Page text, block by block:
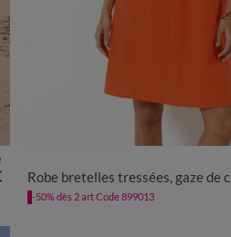
Robe bretelles tressées, gaze de coton
-50% dès 2 art Code 899013